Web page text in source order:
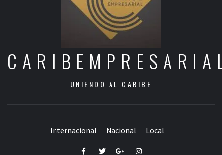
UNIENDO AL CARIBE
Internacional Nacional Local
FacebookTwitterGoogle+Instagram